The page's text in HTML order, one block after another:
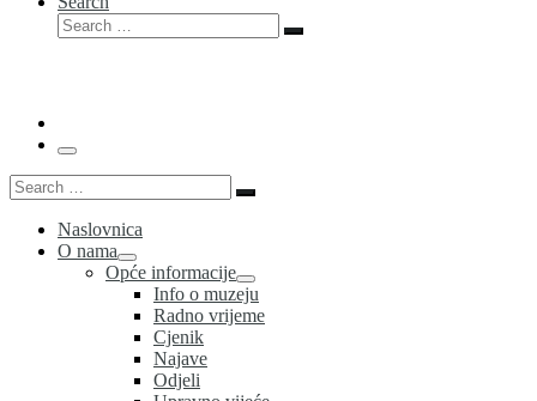
Search
Search
Menu
Search
Search
Naslovnica
O nama
Opće informacije
Info o muzeju
Radno vrijeme
Cjenik
Najave
Odjeli